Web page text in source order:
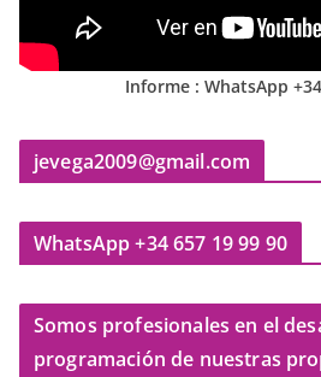
Informe : WhatsApp
jevega2009@gmail.com
WhatsApp +34 657 19 99 90
Somos profesionales en el
programación de nuestras